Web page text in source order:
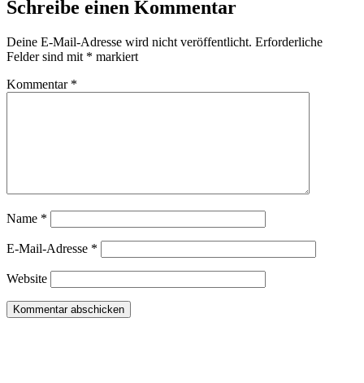
Schreibe einen Kommentar
Deine E-Mail-Adresse wird nicht veröffentlicht. Erforderliche
Felder sind mit * markiert
Kommentar *
Name *
E-Mail-Adresse *
Website